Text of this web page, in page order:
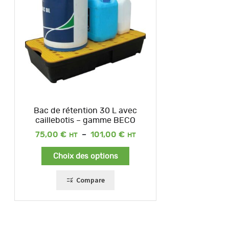
Bac de rétention 30 L avec
caillebotis – gamme BECO
75,00 € – 101,00 €
Plage
Choix des options
Compare